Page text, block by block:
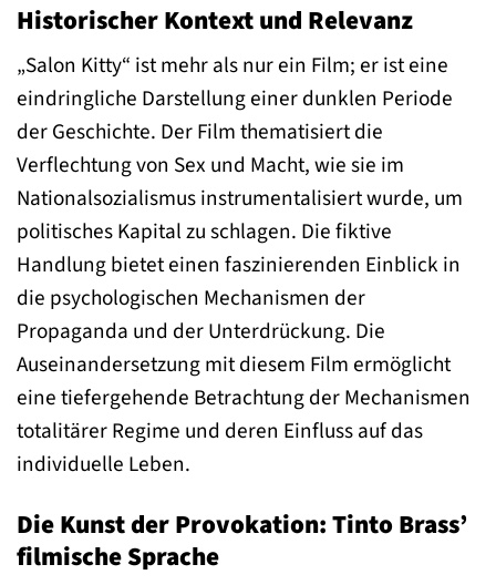
Historischer Kontext und Relevanz
„Salon Kitty“ ist mehr als nur ein Film; er ist eine
eindringliche Darstellung einer dunklen Periode
der Geschichte. Der Film thematisiert die
Verflechtung von Sex und Macht, wie sie im
Nationalsozialismus instrumentalisiert wurde, um
politisches Kapital zu schlagen. Die fiktive
Handlung bietet einen faszinierenden Einblick in
die psychologischen Mechanismen der
Propaganda und der Unterdrückung. Die
Auseinandersetzung mit diesem Film ermöglicht
eine tiefergehende Betrachtung der Mechanismen
totalitärer Regime und deren Einfluss auf das
individuelle Leben.
Die Kunst der Provokation: Tinto Brass’
filmische Sprache